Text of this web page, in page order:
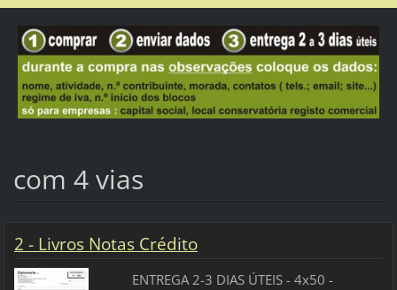
com 4 vias
2 - Livros Notas Crédito
ENTREGA 2-3 DIAS ÚTEIS - 4x50 -